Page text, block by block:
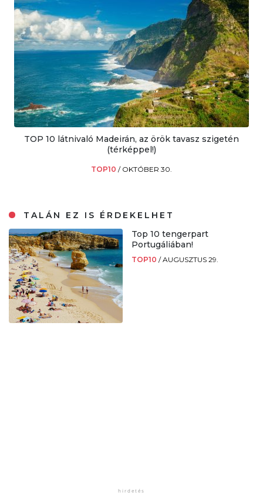
TOP 10 látnivaló Madeirán, az örök tavasz szigetén
(térképpel!)
TOP10 / OKTÓBER 30.
TALÁN EZ IS ÉRDEKELHET
Top 10 tengerpart
Portugáliában!
TOP10 /AUGUSZTUS 29.